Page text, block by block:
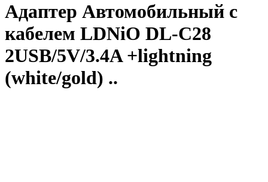
Адаптер Автомобильный с
кабелем LDNiO DL-C28
2USB/5V/3.4A +lightning
(white/gold) ..